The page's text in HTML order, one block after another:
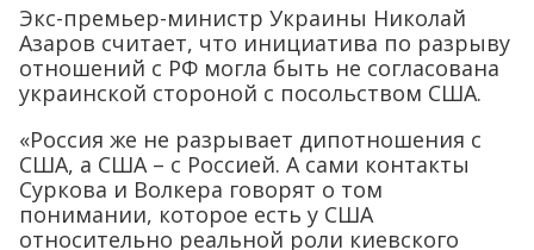
Экс-премьер-министр Украины Николай
Азаров считает, что инициатива по разрыву
отношений с РФ могла быть не согласована
украинской стороной с посольством США.
«Россия же не разрывает дипотношения с
США, а США – с Россией. А сами контакты
Суркова и Волкера говорят о том
понимании, которое есть у США
относительно реальной роли киевского